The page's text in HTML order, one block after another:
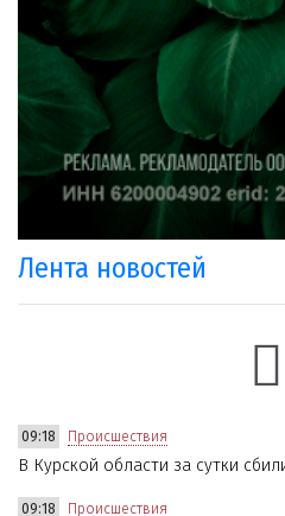
Лента новостей
09:18 Происшествия
В Курской области за сутки
09:18 Происшествия